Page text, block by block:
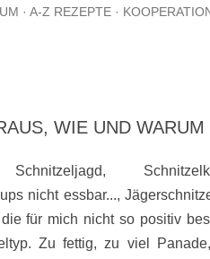
A-Z REZEPTE
WIE UND
Schnitzeljagd,
nicht essbar...,
für mich nicht so positiv
Zu fettig, zu viel